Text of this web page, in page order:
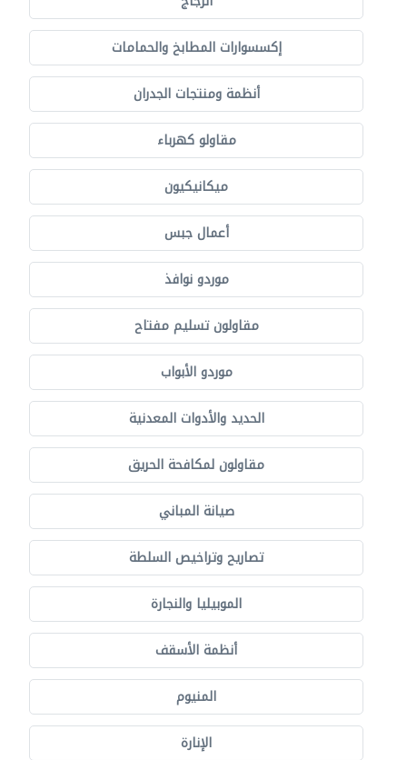
إكسسوارات المطابخ والحمامات
أنظمة ومنتجات الجدران
مقاولو كهرباء
ميكانيكيون
أعمال جبس
موردو نوافذ
مقاولون تسليم مفتاح
موردو الأبواب
الحديد والأدوات المعدنية
مقاولون لمكافحة الحريق
صيانة المباني
تصاريح وتراخيص السلطة
الموبيليا والنجارة
أنظمة الأسقف
المنيوم
الإنارة